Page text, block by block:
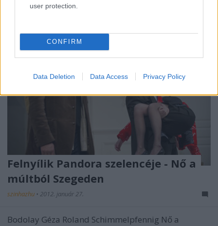
user protection.
CONFIRM
Data Deletion Data Access Privacy Policy
Felnyílik Pandora szelencéje - Nő a
múltból Szegeden
szinhazhu • 2012. január 27.
Bodolay Géza Roland Schimmelpfennig Nő a